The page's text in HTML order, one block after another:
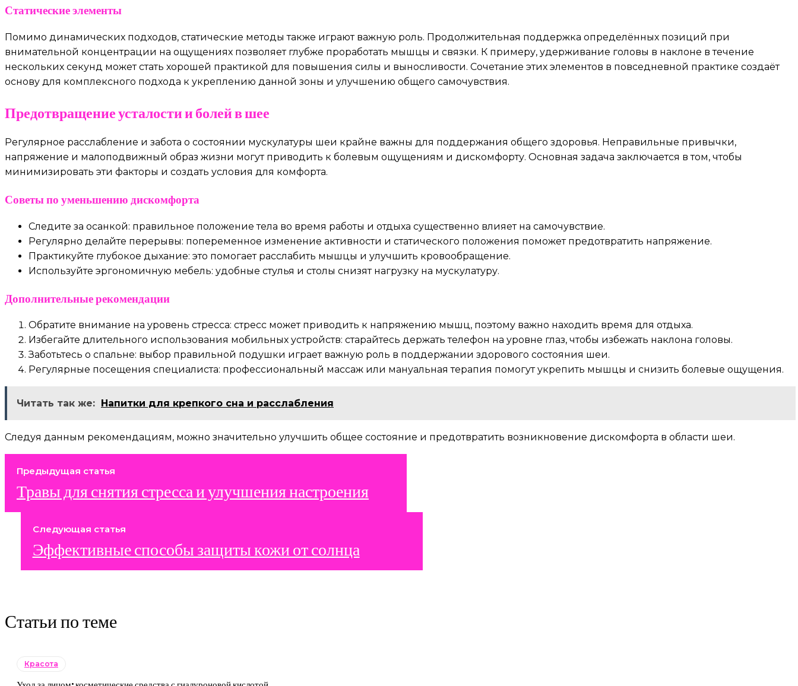
Статические элементы
Помимо динамических подходов, статические методы также играют важную роль. Продолжительная поддержка определённых позиций при
внимательной концентрации на ощущениях позволяет глубже проработать мышцы и связки. К примеру, удерживание головы в наклоне в течение
нескольких секунд может стать хорошей практикой для повышения силы и выносливости. Сочетание этих элементов в повседневной практике создаёт
основу для комплексного подхода к укреплению данной зоны и улучшению общего самочувствия.
Предотвращение усталости и болей в шее
Регулярное расслабление и забота о состоянии мускулатуры шеи крайне важны для поддержания общего здоровья. Неправильные привычки,
напряжение и малоподвижный образ жизни могут приводить к болевым ощущениям и дискомфорту. Основная задача заключается в том, чтобы
минимизировать эти факторы и создать условия для комфорта.
Советы по уменьшению дискомфорта
Следите за осанкой: правильное положение тела во время работы и отдыха существенно влияет на самочувствие.
Регулярно делайте перерывы: попеременное изменение активности и статического положения поможет предотвратить напряжение.
Практикуйте глубокое дыхание: это помогает расслабить мышцы и улучшить кровообращение.
Используйте эргономичную мебель: удобные стулья и столы снизят нагрузку на мускулатуру.
Дополнительные рекомендации
Обратите внимание на уровень стресса: стресс может приводить к напряжению мышц, поэтому важно находить время для отдыха.
Избегайте длительного использования мобильных устройств: старайтесь держать телефон на уровне глаз, чтобы избежать наклона головы.
Заботьтесь о спальне: выбор правильной подушки играет важную роль в поддержании здорового состояния шеи.
Регулярные посещения специалиста: профессиональный массаж или мануальная терапия помогут укрепить мышцы и снизить болевые ощущения.
Читать так же: Напитки для крепкого сна и расслабления
Следуя данным рекомендациям, можно значительно улучшить общее состояние и предотвратить возникновение дискомфорта в области шеи.
Предыдущая статья
Травы для снятия стресса и улучшения настроения
Следующая статья
Эффективные способы защиты кожи от солнца
Статьи по теме
Красота